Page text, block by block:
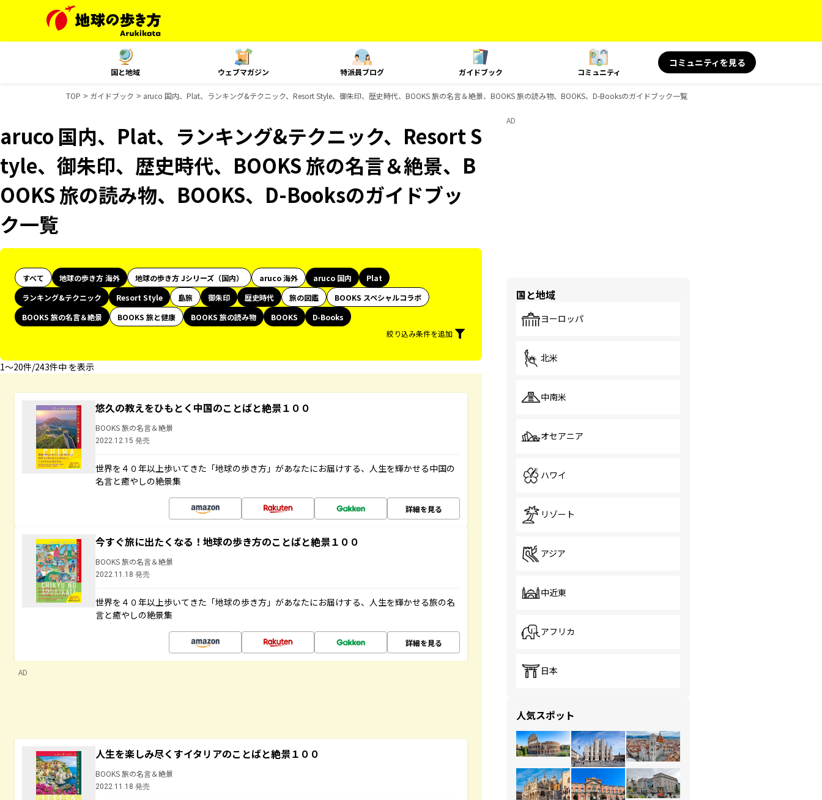
国と地域 ウェブマガジン 特派員ブログ ガイドブック コミュニティ
コミュニティを見る
TOP ガイドブック aruco 国内、Plat、ランキング&テクニック、Resort Style、御朱印、歴史時代、BOOKS 旅の名言＆絶景、BOOKS 旅の読み物、BOOKS、D-Booksのガイドブック一覧
aruco 国内、Plat、ランキング&テクニック、Resort S
tyle、御朱印、歴史時代、BOOKS 旅の名言＆絶景、B
OOKS 旅の読み物、BOOKS、D-Booksのガイドブッ
ク一覧
すべて 地球の歩き方 海外 地球の歩き方 Jシリーズ（国内） aruco 海外 aruco 国内
Plat
ランキング&テクニック
Resort Style 島旅 御朱印 歴史時代 旅の図鑑
BOOKS スペシャルコラボ
BOOKS 旅の名言＆絶景
BOOKS 旅と健康 BOOKS 旅の読み物 BOOKS
D-Books
絞り込み条件を追加
1〜20件/243件中 を表示
悠久の教えをひもとく中国のことばと絶景１００
BOOKS 旅の名言＆絶景
2022.12.15 発売
世界を４０年以上歩いてきた「地球の歩き方」があなたにお届けする、人生を輝かせる中国の
名言と癒やしの絶景集
詳細を見る
今すぐ旅に出たくなる！地球の歩き方のことばと絶景１００
BOOKS 旅の名言＆絶景
2022.11.18 発売
世界を４０年以上歩いてきた「地球の歩き方」があなたにお届けする、人生を輝かせる旅の名
言と癒やしの絶景集
詳細を見る
AD
人生を楽しみ尽くすイタリアのことばと絶景１００
BOOKS 旅の名言＆絶景
2022.11.18 発売
AD
国と地域
ヨーロッパ
北米
中南米
オセアニア
ハワイ
リゾート
アジア
中近東
アフリカ
日本
人気スポット